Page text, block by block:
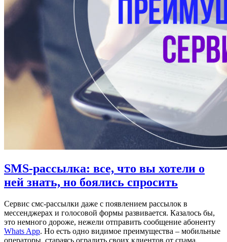
SMS-рассылка: все, что вы хотели о
ней знать, но боялись спросить
Сервис смс-рассылки даже с появлением рассылок в
мессенджерах и голосовой формы развивается. Казалось бы,
это немного дороже, нежели отправить сообщение абоненту
Whats App. Но есть одно видимое преимущества – мобильные
операторы, стараясь оградить своих клиентов от спама,